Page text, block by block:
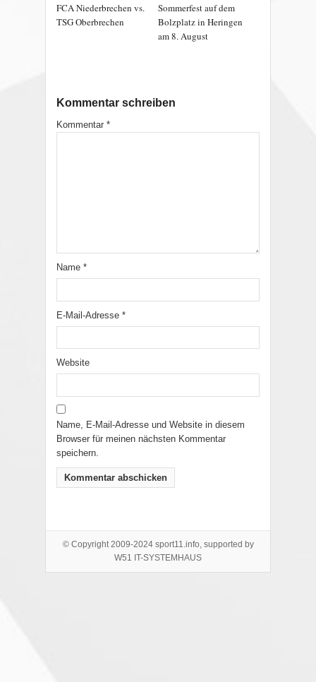
FCA Niederbrechen vs.
TSG Oberbrechen
Sommerfest auf dem
Bolzplatz in Heringen
am 8. August
Kommentar schreiben
Kommentar *
Name *
E-Mail-Adresse *
Website
Name, E-Mail-Adresse und Website in diesem
Browser für meinen nächsten Kommentar
speichern.
© Copyright 2009-2024 sport11.info, supported by
W51 IT-SYSTEMHAUS